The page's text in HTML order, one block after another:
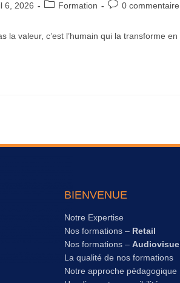
6, 2026 Formation 0 commentaire
la valeur, c’est l’humain qui la transforme
BIENVENUE
Notre Expertise
Nos formations – Retail
Nos formations –
La qualité de nos formations
Notre approche pédagogique